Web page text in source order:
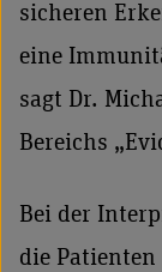
sicheren
eine
sagt Dr.
Bereichs
Bei der
die